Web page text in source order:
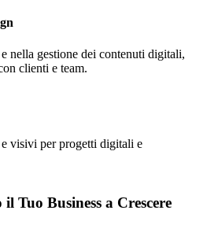
nella gestione dei contenuti digitali,
clienti e team.
visivi per progetti digitali e
Tuo Business a Crescere